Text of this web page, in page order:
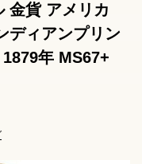
金貨 アメリカ
ディアンプリン
年 MS67+